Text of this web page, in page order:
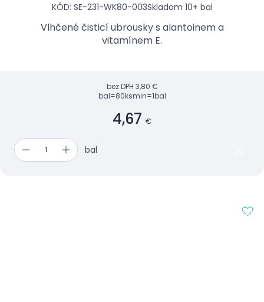
KÓD: SE-231-WK80-003Skladom 10+ bal
Vlhčené čisticí ubrousky s alantoinem a
vitamínem E.
bez DPH 3,80 €
bal=80ksmin=1bal
4,67 €
bal